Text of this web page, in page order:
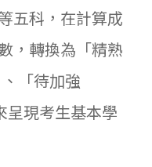
五科，在計算成
，轉換為「精熟
「待加強
呈現考生基本學